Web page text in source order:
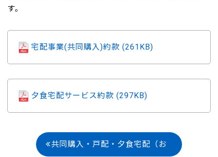
す。
宅配事業(共同購入)約款 (261KB)
夕食宅配サービス約款 (297KB)
共同購入・戸配・夕食宅配（お